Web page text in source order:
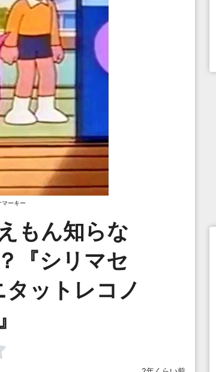
マーキー
もん知らな
『シリマセ
ットレコノ